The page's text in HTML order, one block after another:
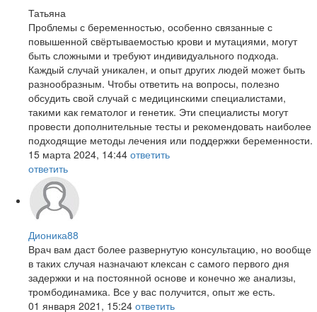
Татьяна
Проблемы с беременностью, особенно связанные с
повышенной свёртываемостью крови и мутациями, могут
быть сложными и требуют индивидуального подхода.
Каждый случай уникален, и опыт других людей может быть
разнообразным. Чтобы ответить на вопросы, полезно
обсудить свой случай с медицинскими специалистами,
такими как гематолог и генетик. Эти специалисты могут
провести дополнительные тесты и рекомендовать наиболее
подходящие методы лечения или поддержки беременности.
15 марта 2024, 14:44 ответить
ответить
Дионика88
Врач вам даст более развернутую консультацию, но вообще
в таких случая назначают клексан с самого первого дня
задержки и на постоянной основе и конечно же анализы,
тромбодинамика. Все у вас получится, опыт же есть.
01 января 2021, 15:24 ответить